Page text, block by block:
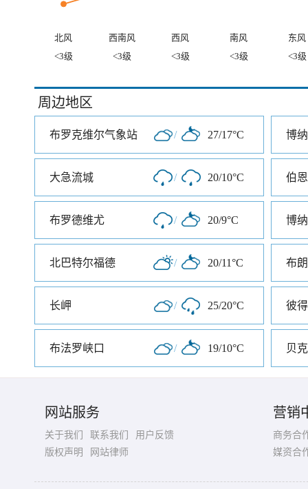
北风 西南风 西风 南风
东风
<3级
<3级 <3级 <3级 <3级
周边地区
布罗克维尔气象站 / 27/17°C 博
大急流城 / 20/10°C 伯
布罗德维尤 / 20/9°C 博
北巴特尔福德 / 20/11°C 布
长岬 / 25/20°C
布法罗峡口 / 19/10°C 贝
网站服务
关于我们 联系我们
用户反馈
版权声明
网站律师
营销
商务合
媒资合